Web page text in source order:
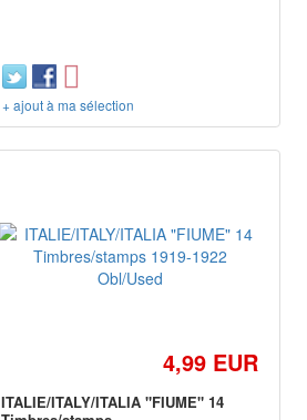
+ ajout à ma sélection
4,99 EUR
ITALIE/ITALY/ITALIA "FIUME" 14